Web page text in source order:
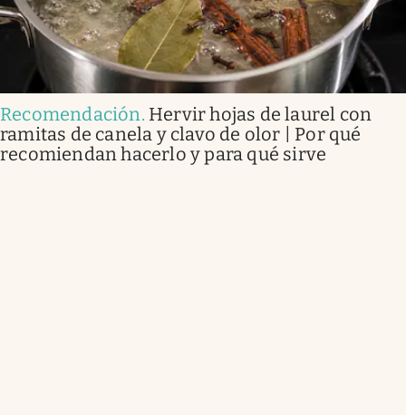
Recomendación. Hervir hojas de laurel con
ramitas de canela y clavo de olor | Por qué
recomiendan hacerlo y para qué sirve